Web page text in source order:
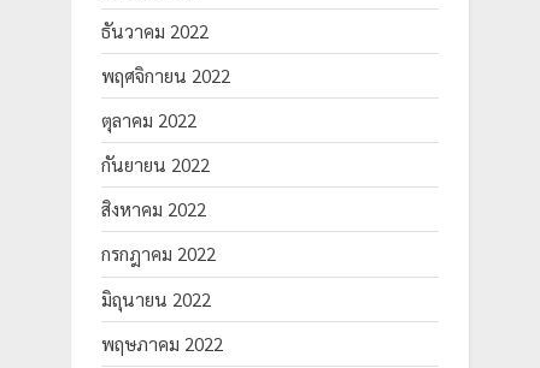
ธันวาคม 2022
พฤศจิกายน 2022
ตุลาคม 2022
กันยายน 2022
สิงหาคม 2022
กรกฎาคม 2022
มิถุนายน 2022
พฤษภาคม 2022